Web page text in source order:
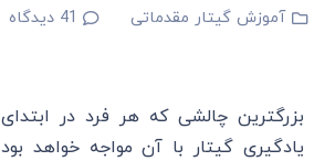
آموزش گیتار مقدماتی
41 دیدگاه
بزرگترین چالشی که هر فرد در ابتدای
یادگیری گیتار با آن مواجه خواهد بود